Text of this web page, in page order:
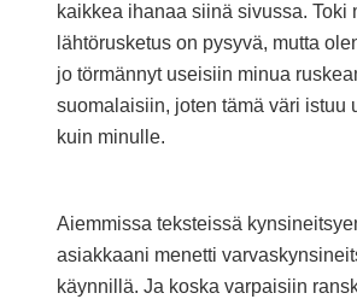
kaikkea ihanaa siinä sivussa. Toki
lähtörusketus on pysyvä, mutta
jo törmännyt useisiin minua
suomalaisiin, joten tämä väri istuu
kuin minulle.
Aiemmissa teksteissä
asiakkaani menetti
käynnillä. Ja koska varpaisiin